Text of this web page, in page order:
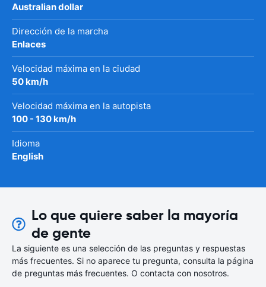
Australian dollar
Dirección de la marcha
Enlaces
Velocidad máxima en la ciudad
50 km/h
Velocidad máxima en la autopista
100 - 130 km/h
Idioma
English
Lo que quiere saber la mayoría
de gente
La siguiente es una selección de las preguntas y respuestas
más frecuentes. Si no aparece tu pregunta, consulta la página
de preguntas más frecuentes. O contacta con nosotros.